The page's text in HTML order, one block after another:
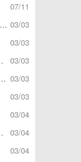
07/11
03/03
03/03
03/03
03/03
03/03
03/04
03/04
03/04